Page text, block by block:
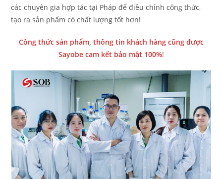
các chuyên gia hợp tác tại Pháp để điều chỉnh công thức,
tạo ra sản phẩm có chất lượng tốt hơn!
Công thức sản phẩm, thông tin khách hàng cũng được
Sayobe cam kết bảo mật 100%!